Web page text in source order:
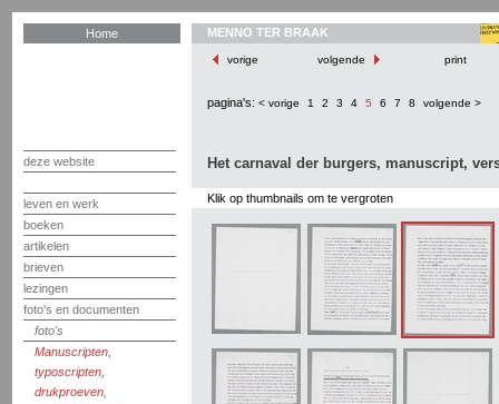
Home
deze website
leven en werk
boeken
artikelen
brieven
lezingen
foto's en documenten
foto's
Manuscripten,
typoscripten,
drukproeven,
MENNO TER BRAAK
vorige volgende print
pagina's: < vorige 1 2 3 4 5 6 7 8 volgende >
Het carnaval der burgers, manuscript,
Klik op thumbnails om te vergroten